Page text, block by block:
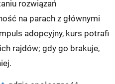
rozwiązań
na parach z głównymi
adopcyjny, kurs potrafi
rajdów; gdy go brakuje,